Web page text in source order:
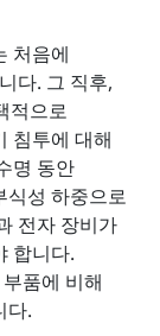
처음에
다. 그 직후,
적으로
침투에 대해
명 동안
식성 하중으로
전자 장비가
합니다.
품에 비해
다.